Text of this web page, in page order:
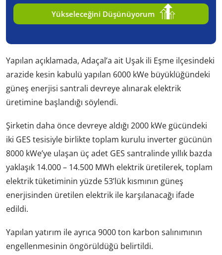
Yükseleceğini Düşünüyorum
Yapılan açıklamada, Adaçal’a ait Uşak ili Eşme ilçesindeki
arazide kesin kabulü yapılan 6000 kWe büyüklüğündeki
güneş enerjisi santrali devreye alınarak elektrik
üretimine başlandığı söylendi.
Şirketin daha önce devreye aldığı 2000 kWe gücündeki
iki GES tesisiyle birlikte toplam kurulu inverter gücünün
8000 kWe’ye ulaşan üç adet GES santralinde yıllık bazda
yaklaşık 14.000 – 14.500 MWh elektrik üretilerek, toplam
elektrik tüketiminin yüzde 53’lük kısmının güneş
enerjisinden üretilen elektrik ile karşılanacağı ifade
edildi.
Yapılan yatırım ile ayrıca 9000 ton karbon salınımının
engellenmesinin öngörüldüğü belirtildi.